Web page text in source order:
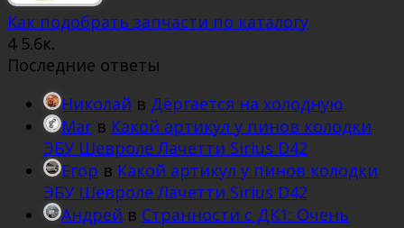
Как подобрать запчасти по каталогу
4 5.6к.
Последние ответы
Николай в Дёргается на холодную
Mar в Какой артикул у пинов колодки
ЭБУ Шевроле Лачетти Sirius D42
Егор в Какой артикул у пинов колодки
ЭБУ Шевроле Лачетти Sirius D42
Андрей в Странности с ДК1: Очень